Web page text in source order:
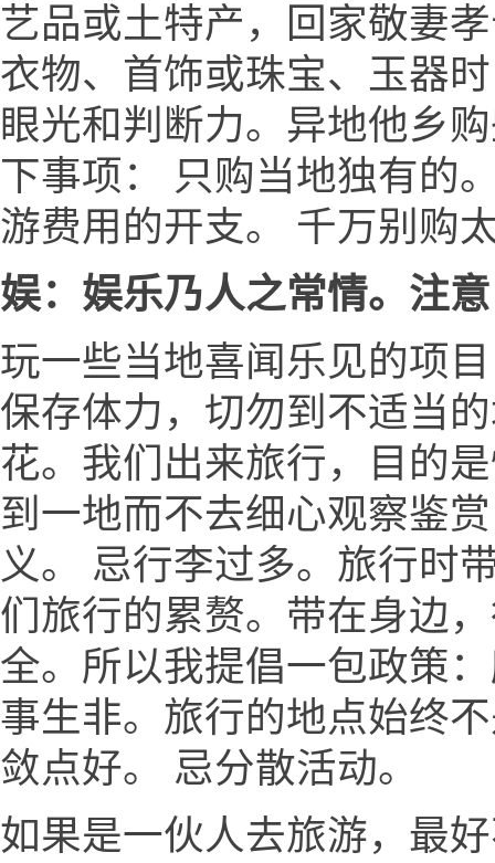
艺品或土特产，回家敬妻
衣物、首饰或珠宝、玉器
眼光和判断力。异地他乡
下事项： 只购当地独有的
游费用的开支。 千万别购
娱：娱乐乃人之常情。注
玩一些当地喜闻乐见的项
保存体力，切勿到不适当
花。我们出来旅行，目的
到一地而不去细心观察鉴
义。 忌行李过多。旅行时
们旅行的累赘。带在身边
全。所以我提倡一包政策
事生非。旅行的地点始终
敛点好。 忌分散活动。
如果是一伙人去旅游，最